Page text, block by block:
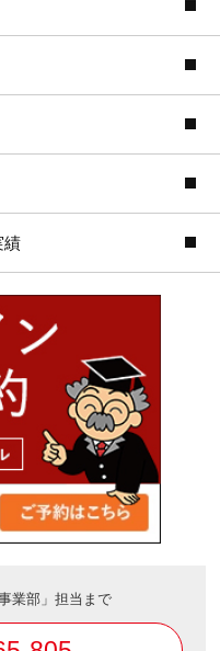
績
業部」担当まで